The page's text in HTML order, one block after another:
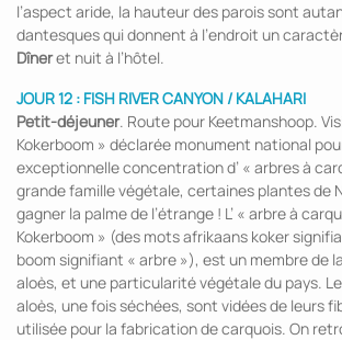
l’aspect aride, la hauteur des parois sont
dantesques qui donnent à l’endroit un
Dîneret nuit à l’hôtel.
JOUR 12 : FISH RIVER CANYON / KALAHARI
Petit-déjeuner. Route pour Keetmanshoop.
Kokerboom » déclarée monument national
exceptionnelle concentration d’ « arbres à
grande famille végétale, certaines plantes de
gagner la palme de l’étrange ! L’ « arbre à
Kokerboom » (des mots afrikaans koker
boom signifiant « arbre »), est un membre de
aloès, et une particularité végétale du pays.
aloès, une fois séchées, sont vidées de leurs
utilisée pour la fabrication de carquois. On